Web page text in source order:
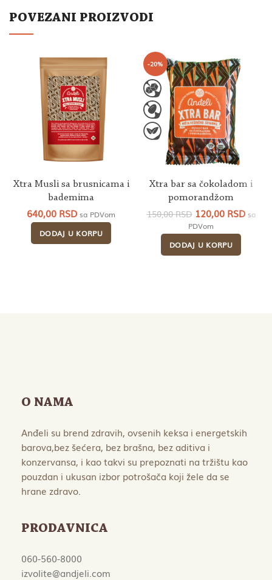
POVEZANI PROIZVODI
Xtra Musli sa brusnicama i
bademima
640,00 RSD sa PDVom
DODAJ U KORPU
-20%
Xtra bar sa čokoladom i
pomorandžom
150,00RSD Originalna
cena
je
bila:
150,00 RSD.
120,00 RSD sa
PDVom
DODAJ U KORPU
O NAMA
Anđeli su brend zdravih, ovsenih keksa i energetskih
barova,bez šećera, bez brašna, bez aditiva i
konzervansa, i kao takvi su prepoznati na tržištu kao
pouzdan i ukusan izbor potrošača koji žele da se
hrane zdravo.
PRODAVNICA
060-560-8000
izvolite@andjeli.com